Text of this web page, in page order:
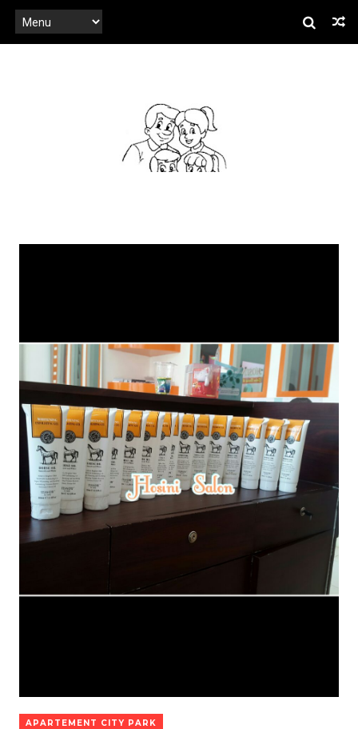
APARTEMENT CITY PARK